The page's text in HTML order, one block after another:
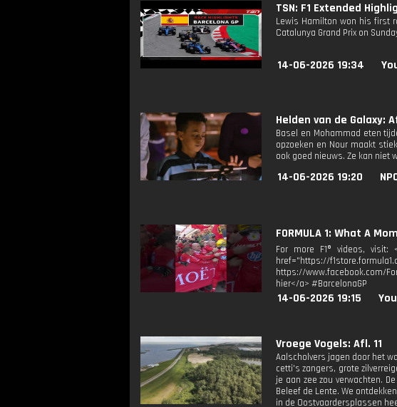
TSN: F1 Extended
Lewis Hamilton won his first
Catalunya Grand Prix on
14-06-2026 19:34
Helden van de Galaxy:
Basel en Mohammad eten
opzoeken en Nour maakt
ook goed nieuws. Ze kan niet
14-06-2026 19:20
FORMULA 1: What A
For more F1® videos, visit:
href="https://
https://www.facebook.com/
hier</a> #BarcelonaGP
14-06-2026 19:15
Vroege Vogels: Afl. 11
Aalscholvers jagen door het
cetti's zangers, grote
je aan zee zou verwachten.
Beleef de Lente. We
in de Oostvaardersplassen